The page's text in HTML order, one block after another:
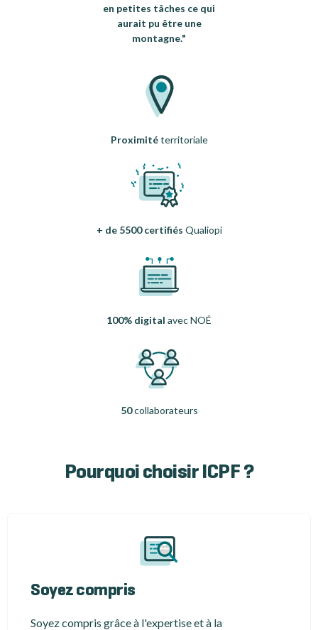
+ de 5500 certifiés Qualiopi
100% digital avec NOÉ
en petites tâches ce qui
aurait pu être une
montagne."
50collaborateurs
Proximitéterritoriale
Pourquoi choisir ICPF ?
Soyez compris
Soyez compris grâce à l'expertise et à la